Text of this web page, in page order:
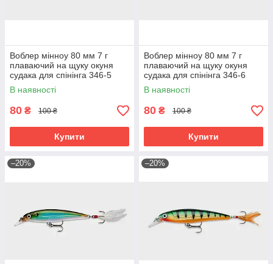
Воблер мінноу 80 мм 7 г
плаваючий на щуку окуня
судака для спінінга 346-5
В наявності
80 ₴ 100 ₴
Купити
Воблер мінноу 80 мм 7 г
плаваючий на щуку окуня
судака для спінінга 346-6
В наявності
80 ₴ 100 ₴
Купити
–20% –20%